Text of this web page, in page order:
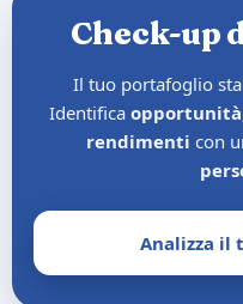
Check-up
Il tuo portafoglio
Identifica opportunità
rendimenti con
Analizza il